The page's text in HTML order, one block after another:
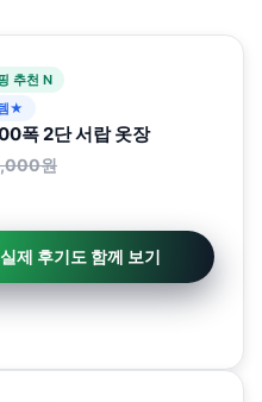
추천 N
★
폭 2단 서랍 옷장
원
제 후기도 함께 보기